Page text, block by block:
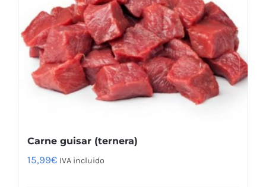
Carne guisar (ternera)
15,99€ IVA incluido